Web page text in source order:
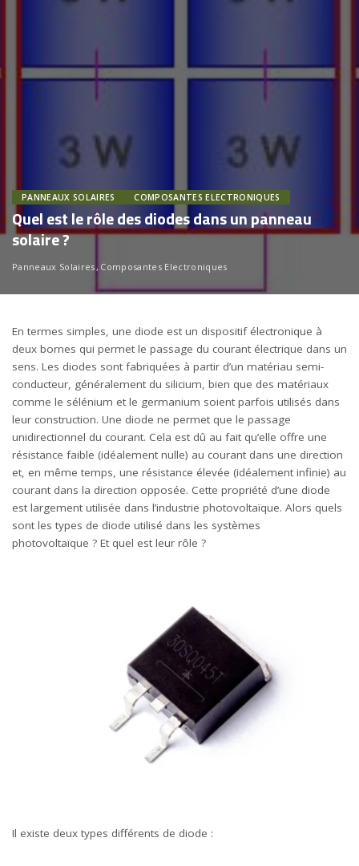
PANNEAUX SOLAIRES COMPOSANTES ELECTRONIQUES
Quel est le rôle des diodes dans un panneau
solaire ?
Panneaux Solaires Composantes Electroniques
En termes simples, une diode est un dispositif électronique à
deux bornes qui permet le passage du courant électrique dans un
sens. Les diodes sont fabriquées à partir d’un matériau semi-
conducteur, généralement du silicium, bien que des matériaux
comme le sélénium et le germanium soient parfois utilisés dans
leur construction. Une diode ne permet que le passage
unidirectionnel du courant. Cela est dû au fait qu’elle offre une
résistance faible (idéalement nulle) au courant dans une direction
et, en même temps, une résistance élevée (idéalement infinie) au
courant dans la direction opposée. Cette propriété d’une diode
est largement utilisée dans l’industrie photovoltaïque. Alors quels
sont les types de diode utilisé dans les systèmes
photovoltaïque ? Et quel est leur rôle ?
Il existe deux types différents de diode :